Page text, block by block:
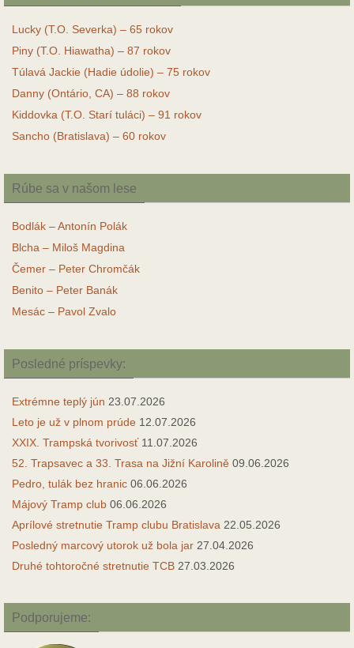
Lucky (T.O. Severka) – 65 rokov
Piny (T.O. Hiawatha) – 87 rokov
Túlavá Jackie (Hadie údolie) – 75 rokov
Danny (Ontário, CA) – 88 rokov
Kiddovka (T.O. Starí tuláci) – 91 rokov
Sancho (Bratislava) – 60 rokov
Rúbe sa v našom lese
Bodlák – Antonín Polák
Blcha – Miloš Magdina
Čemer – Peter Chromčák
Benito – Peter Banák
Mesác – Pavol Zvalo
Posledné príspevky:
Extrémne teplý jún 23.07.2026
Leto je už v plnom prúde 12.07.2026
XXIX. Trampská tvorivosť 11.07.2026
52. Trapsavec a 33. Trasa na Jižní Karolině 09.06.2026
Pedro, tulák bez hranic 06.06.2026
Májový Tramp club 06.06.2026
Aprílové stretnutie Tramp clubu Bratislava 22.05.2026
Posledný marcový utorok už bola jar 27.04.2026
Druhé tohtoročné stretnutie TCB 27.03.2026
Podporujeme: